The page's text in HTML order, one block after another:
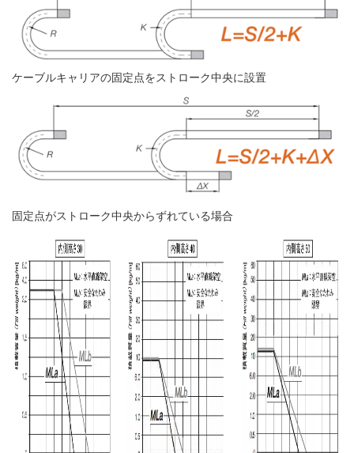
ケーブルキャリアの固定点をストローク中央に設置
固定点がストローク中央からずれている場合